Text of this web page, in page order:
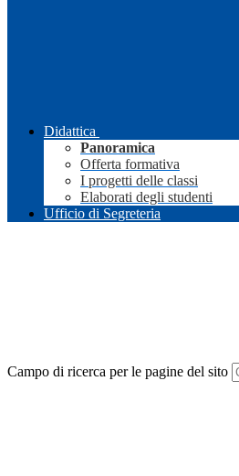
Didattica
Panoramica
Offerta formativa
I progetti delle classi
Elaborati degli studenti
Ufficio di Segreteria
Campo di ricerca per le pagine del sito